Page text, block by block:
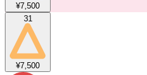
¥7,500
31
¥7,500